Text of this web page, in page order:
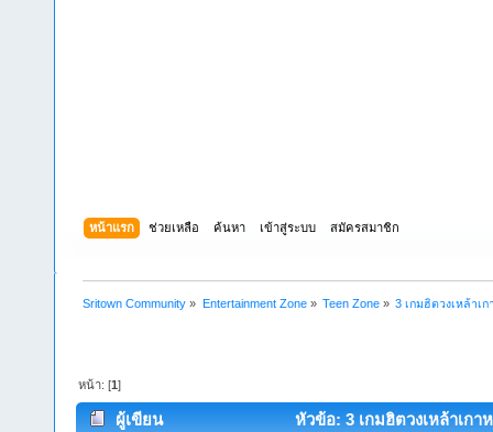
หน้าแรก ช่วยเหลือ ค้นหา เข้าสู่ระบบ สมัครสมาชิก
Sritown Community » Entertainment Zone» Teen Zone» 3 เกมฮิตวงเหล้าเ
หน้า: [1]
ผู้เขียน หัวข้อ: 3 เกมฮิตวงเหล้าเกา